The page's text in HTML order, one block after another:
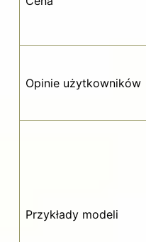
Opinie użytkowników
Przykłady modeli